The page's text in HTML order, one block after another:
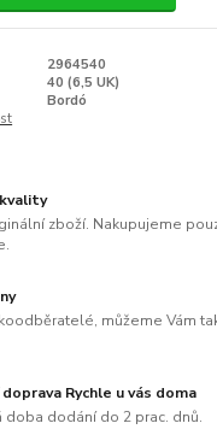
2964540
40 (6,5 UK)
Bordó
zboží. Nakupujeme
můžeme Vám
Rychle u vás doma
doba dodání do 2 prac. dnů.